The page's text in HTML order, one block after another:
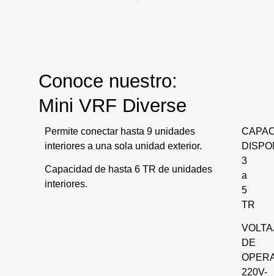
Conoce nuestro:
Mini VRF Diverse
Permite conectar hasta 9 unidades
interiores a una sola unidad exterior.
Capacidad de hasta 6 TR de unidades
interiores.
3
a
5
TR
DE
220V-